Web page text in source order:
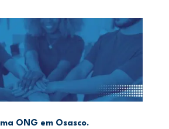
ONG em Osasco.